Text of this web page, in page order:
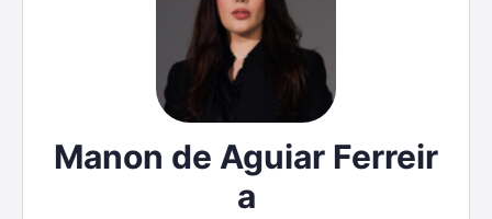
Manon de Aguiar Ferreir
a